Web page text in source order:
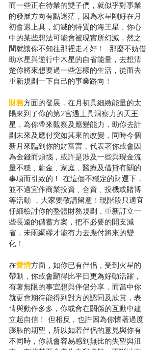
而一些正在待業的雙子們，就似乎對事業
的發展方向有點迷茫，因為水星剛好在月
初會遇上具，幻滅的特質的海王星，你心
中的某些想法可能會被現實所幻滅，然之
間就讓你不知往那裡走才好！  那麼不妨借
助水星與逆行中木星的自省能量，去想清
楚你將來想要過一些怎樣的生活，從而去
重新規劃一下自己的事業路向！
財務方面的發展，在月初具細緻能量的太
陽來到了你的第2宫遇上具洞察力的天王
星，為你帶來觀察及應變能力，助你去計
劃未來及應付突如其來的改變，同時今個
新月來臨到你的財富宮，代表著你或會因
為金錢而煩惱，或許是涉及一些與現金流
量不穩﹑薪金﹑家庭﹑醫療及借貸有關的
事項而引致的！ 在這個不穩定的財運下，
並不適宜作商業投資﹑合資﹑投機或賭博
等活動 ，大家要敬請留意！現階段只適宜
仔細檢討你的整體財務規劃，重新訂立一
些長遠的儲蓄方案，把不必要的開支減
省，未雨綢繆才能有力去應付將來的變
化！
在愛情方面，如你已有伴侣，受到火星的
帶動，你或會顯得比平日更為好動活躍，
有著無限的事宜想與伴侶分享，而當中你
就更會期待能得到對方的認同及欣賞，表
情與動作多多，你或會在關係的互動中建
立起自信！ 但相反，也許因為你懷著過度
膨脹的期望，所以如若伴侶的意見與你有
不同時，你就會容易感到無比的失望與沮